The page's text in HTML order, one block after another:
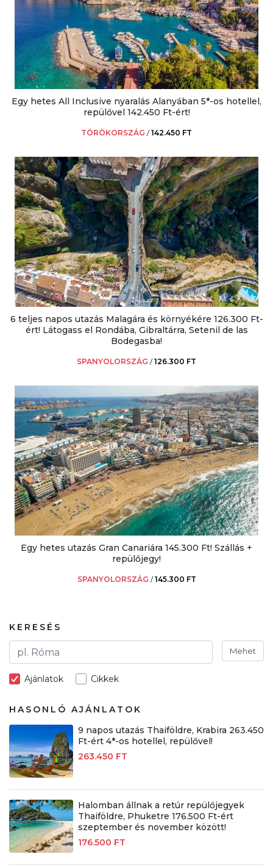
Egy hetes All Inclusive nyaralás Alanyában 5*-os hotellel,
repülővel 142.450 Ft-ért!
TÖRÖKORSZÁG /142.450 FT
6 teljes napos utazás Malagára és környékére 126.300 Ft-
ért! Látogass el Rondába, Gibraltárra, Setenil de las
Bodegasba!
SPANYOLORSZÁG /126.300 FT
Egy hetes utazás Gran Canariára 145.300 Ft! Szállás +
repülőjegy!
SPANYOLORSZÁG /145.300 FT
KERESÉS
Mehet
Ajánlatok Cikkek
HASONLÓ AJÁNLATOK
9 napos utazás Thaiföldre, Krabira 263.450
Ft-ért 4*-os hotellel, repülővel!
263.450 FT
Halomban állnak a retúr repülőjegyek
Thaiföldre, Phuketre 176.500 Ft-ért
szeptember és november között!
176.500 FT